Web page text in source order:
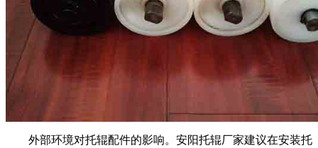
外部环境对托辊配件的影响。安阳托辊厂家建议在安装托